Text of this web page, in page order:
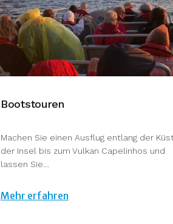
Bootstouren
Machen Sie einen Ausflug entlang der
der Insel bis zum Vulkan Capelinhos und
lassen Sie…
Mehr erfahren